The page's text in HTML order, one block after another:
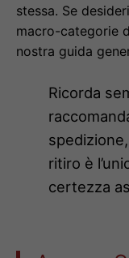
stessa. Se
macro-categorie
nostra guida
Ricorda
ritiro è
certezza